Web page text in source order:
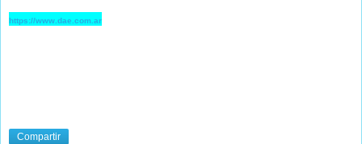
https://www.dae.com.ar
Compartir